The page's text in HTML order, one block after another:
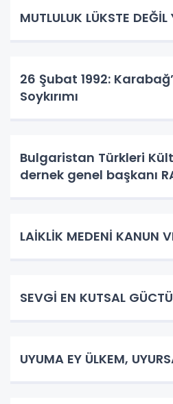
MUTLULUK LÜKSTE
26 Şubat 1992:
Soykırımı
Bulgaristan Türkleri
dernek genel başkanı
LAİKLİK MEDENİ KANUN
SEVGİ EN KUTSAL
UYUMA EY ÜLKEM,